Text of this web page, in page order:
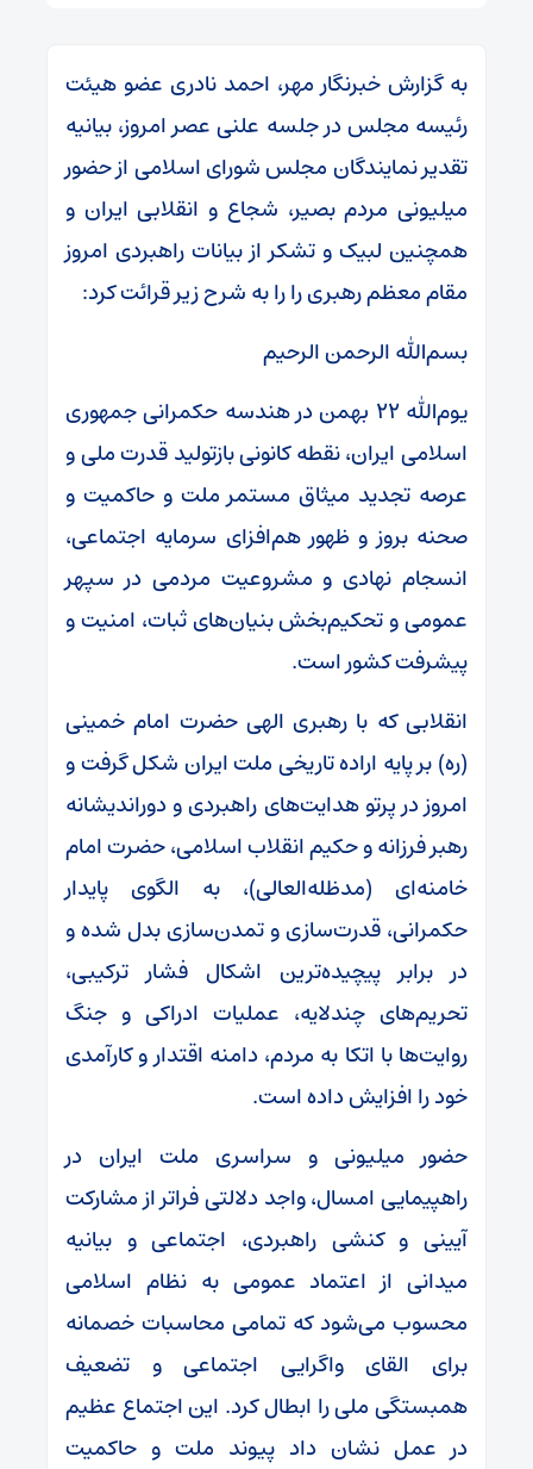
به گزارش خبرنگار مهر، احمد نادری عضو هیئت
رئیسه مجلس در جلسه علنی عصر امروز، بیانیه
تقدیر نمایندگان مجلس شورای اسلامی از حضور
میلیونی مردم بصیر، شجاع و انقلابی ایران و
همچنین لبیک و تشکر از بیانات راهبردی امروز
مقام معظم رهبری را را به شرح زیر قرائت کرد:
بسم‌الله الرحمن الرحیم
یوم‌الله ۲۲ بهمن در هندسه حکمرانی جمهوری
اسلامی ایران، نقطه کانونی بازتولید قدرت ملی و
عرصه تجدید میثاق مستمر ملت و حاکمیت و
صحنه بروز و ظهور هم‌افزای سرمایه اجتماعی،
انسجام نهادی و مشروعیت مردمی در سپهر
عمومی و تحکیم‌بخش بنیان‌های ثبات، امنیت و
پیشرفت کشور است.
انقلابی که با رهبری الهی حضرت امام خمینی
(ره) بر پایه اراده تاریخی ملت ایران شکل گرفت و
امروز در پرتو هدایت‌های راهبردی و دوراندیشانه
رهبر فرزانه و حکیم انقلاب اسلامی، حضرت امام
خامنه‌ای (مدظله‌العالی)، به الگوی پایدار
حکمرانی، قدرت‌سازی و تمدن‌سازی بدل شده و
در برابر پیچیده‌ترین اشکال فشار ترکیبی،
تحریم‌های چندلایه، عملیات ادراکی و جنگ
روایت‌ها با اتکا به مردم، دامنه اقتدار و کارآمدی
خود را افزایش داده است.
حضور میلیونی و سراسری ملت ایران در
راهپیمایی امسال، واجد دلالتی فراتر از مشارکت
آیینی و کنشی راهبردی، اجتماعی و بیانیه
میدانی از اعتماد عمومی به نظام اسلامی
محسوب می‌شود که تمامی محاسبات خصمانه
برای القای واگرایی اجتماعی و تضعیف
همبستگی ملی را ابطال کرد. این اجتماع عظیم
در عمل نشان داد پیوند ملت و حاکمیت